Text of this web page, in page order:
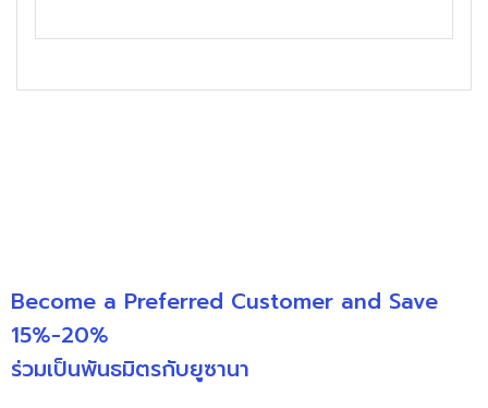
Become a Preferred Customer and Save
15%-20%
ร่วมเป็นพันธมิตรกับยูซานา